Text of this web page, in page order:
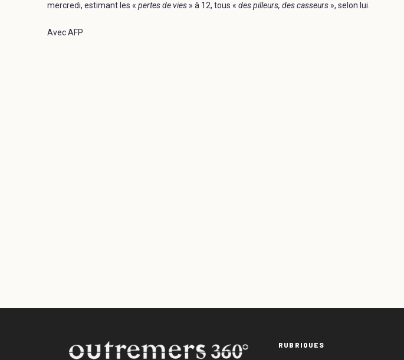
mercredi, estimant les « pertes de vies » à 12, tous « des pilleurs, des casseurs », selon lui.
Avec AFP
RUBRIQUES